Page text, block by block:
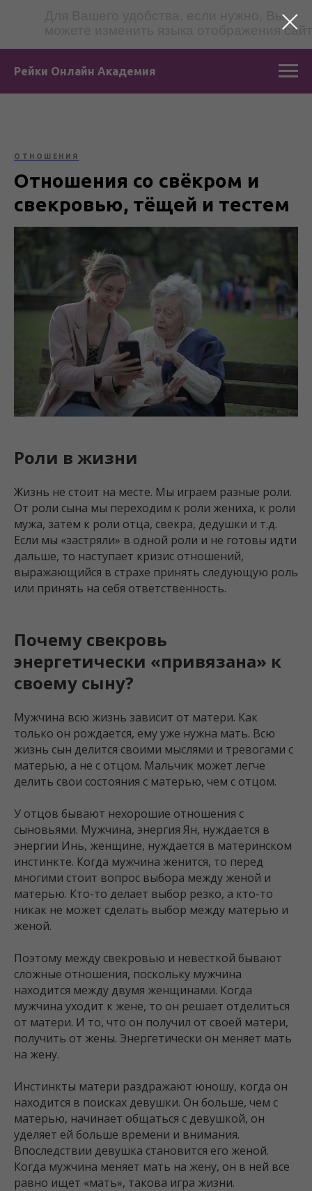
Для Вашего удобства, если нужно, Вы
можете изменить языка отображения
Рейки Онлайн Академия
ОТНОШЕНИЯ
Отношения со свёкром и
свекровью, тёщей и тестем
Роли в жизни
Жизнь не стоит на месте. Мы играем разные роли.
От роли сына мы переходим к роли жениха, к роли
мужа, затем к роли отца, свекра, дедушки и т.д.
Если мы «застряли» в одной роли и не готовы идти
дальше, то наступает кризис отношений,
выражающийся в страхе принять следующую роль
или принять на себя ответственность.
Почему свекровь
энергетически «привязана» к
своему сыну?
Мужчина всю жизнь зависит от матери. Как
только он рождается, ему уже нужна мать. Всю
жизнь сын делится своими мыслями и тревогами с
матерью, а не с отцом. Мальчик может легче
делить свои состояния с матерью, чем с отцом.
У отцов бывают нехорошие отношения с
сыновьями. Мужчина, энергия Ян, нуждается в
энергии Инь, женщине, нуждается в материнском
инстинкте. Когда мужчина женится, то перед
многими стоит вопрос выбора между женой и
матерью. Кто-то делает выбор резко, а кто-то
никак не может сделать выбор между матерью и
женой.
Поэтому между свекровью и невесткой бывают
сложные отношения, поскольку мужчина
находится между двумя женщинами. Когда
мужчина уходит к жене, то он решает отделиться
от матери. И то, что он получил от своей матери,
получить от жены. Энергетически он меняет мать
на жену.
Инстинкты матери раздражают юношу, когда он
находится в поисках девушки. Он больше, чем с
матерью, начинает общаться с девушкой, он
уделяет ей больше времени и внимания.
Впоследствии девушка становится его женой.
Когда мужчина меняет мать на жену, он в ней все
равно ищет «мать», такова игра жизни.